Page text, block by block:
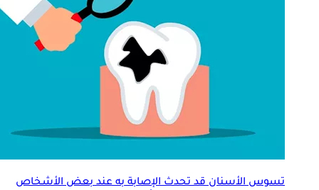
تسوس الأسنان قد تحدث الإصابة به عند بعض الأشخاص